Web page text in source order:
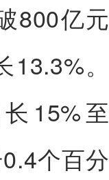
800亿元
。
15%至
个百分